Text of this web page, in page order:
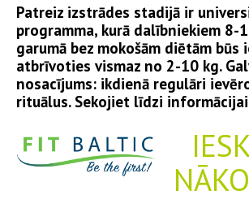
Patreiz izstrādes stadijā ir
programma, kurā dalībniekiem 8-
garumā bez mokošām diētām būs
atbrīvoties vismaz no 2-10 kg.
nosacījums: ikdienā regulāri
rituālus. Sekojiet līdzi